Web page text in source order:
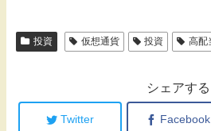
投資 仮想通貨 投資 高配
シェアする
Twitter Facebook